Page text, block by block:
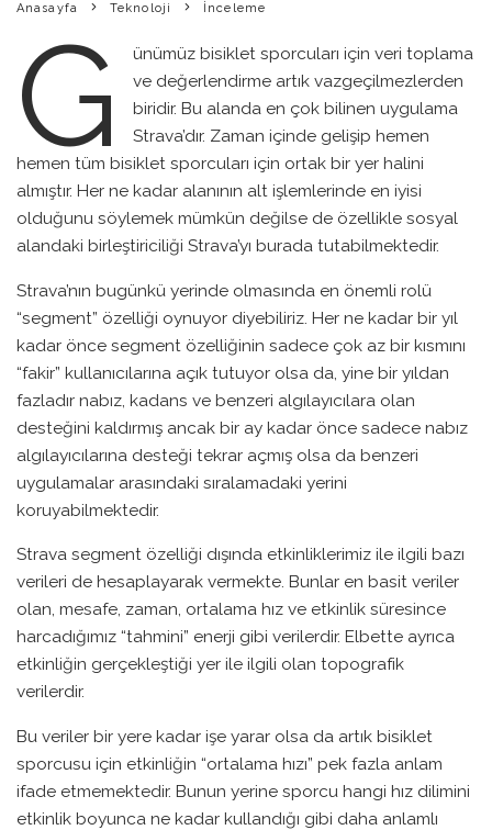
Anasayfa Teknoloji İnceleme
G
ünümüz bisiklet sporcuları için veri toplama
ve değerlendirme artık vazgeçilmezlerden
biridir. Bu alanda en çok bilinen uygulama
Strava’dır. Zaman içinde gelişip hemen
hemen tüm bisiklet sporcuları için ortak bir yer halini
almıştır. Her ne kadar alanının alt işlemlerinde en iyisi
olduğunu söylemek mümkün değilse de özellikle sosyal
alandaki birleştiriciliği Strava’yı burada tutabilmektedir.
Strava’nın bugünkü yerinde olmasında en önemli rolü
“segment” özelliği oynuyor diyebiliriz. Her ne kadar bir yıl
kadar önce segment özelliğinin sadece çok az bir kısmını
“fakir” kullanıcılarına açık tutuyor olsa da, yine bir yıldan
fazladır nabız, kadans ve benzeri algılayıcılara olan
desteğini kaldırmış ancak bir ay kadar önce sadece nabız
algılayıcılarına desteği tekrar açmış olsa da benzeri
uygulamalar arasındaki sıralamadaki yerini
koruyabilmektedir.
Strava segment özelliği dışında etkinliklerimiz ile ilgili bazı
verileri de hesaplayarak vermekte. Bunlar en basit veriler
olan, mesafe, zaman, ortalama hız ve etkinlik süresince
harcadığımız “tahmini” enerji gibi verilerdir. Elbette ayrıca
etkinliğin gerçekleştiği yer ile ilgili olan topografik
verilerdir.
Bu veriler bir yere kadar işe yarar olsa da artık bisiklet
sporcusu için etkinliğin “ortalama hızı” pek fazla anlam
ifade etmemektedir. Bunun yerine sporcu hangi hız dilimini
etkinlik boyunca ne kadar kullandığı gibi daha anlamlı